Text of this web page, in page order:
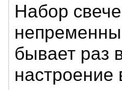
Набор
бывает раз
настроение